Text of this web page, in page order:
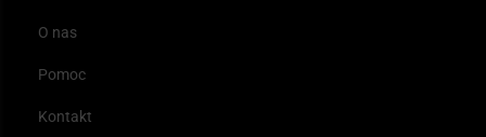
O nas
Pomoc
Kontakt